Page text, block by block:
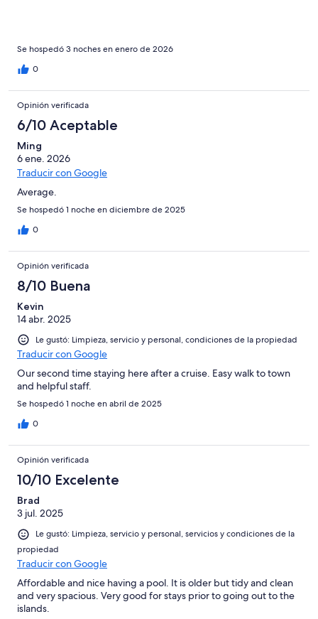
Se hospedó 3 noches en enero de 2026
0
Opinión verificada
6/10 Aceptable
Ming
6 ene. 2026
Traducir con Google
Average.
Se hospedó 1 noche en diciembre de 2025
0
Opinión verificada
8/10 Buena
Kevin
14 abr. 2025
Le gustó: Limpieza, servicio y personal, condiciones de la propiedad
Traducir con Google
Our second time staying here after a cruise. Easy walk to town
and helpful staff.
Se hospedó 1 noche en abril de 2025
0
Opinión verificada
10/10 Excelente
Brad
3 jul. 2025
Le gustó: Limpieza, servicio y personal, servicios y condiciones de la
propiedad
Traducir con Google
Affordable and nice having a pool. It is older but tidy and clean
and very spacious. Very good for stays prior to going out to the
islands.